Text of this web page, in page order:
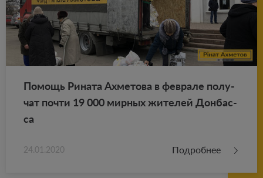
По­мощь Ри­на­та Ах­ме­то­ва в фев­ра­ле по­лу­
чат почти 19 000 мир­ных жи­те­лей Дон­бас­
са
24.01.2020 Подробнее